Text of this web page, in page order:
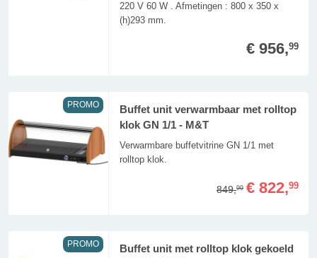
220 V 60 W . Afmetingen : 800 x 350 x
(h)293 mm.
€ 956,99
PROMO
Buffet unit verwarmbaar met rolltop
klok GN 1/1 - M&T
Verwarmbare buffetvitrine GN 1/1 met
rolltop klok.
849,99 € 822,99
PROMO
Buffet unit met rolltop klok gekoeld